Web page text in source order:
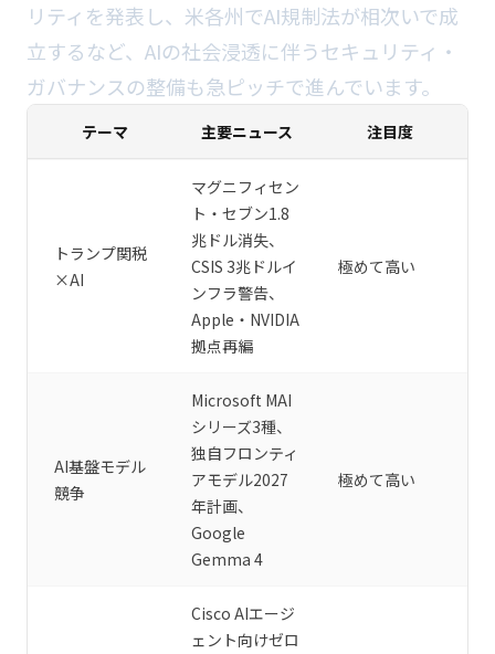
リティを発表し、米各州でAI規制法が相次いで成
立するなど、AIの社会浸透に伴うセキュリティ・
ガバナンスの整備も急ピッチで進んでいます。
テーマ 主要ニュース 注目度
トランプ関税
×AI
マグニフィセン
ト・セブン1.8
兆ドル消失、
CSIS 3兆ドルイ
ンフラ警告、
Apple・NVIDIA
拠点再編
極めて高い
AI基盤モデル
競争
Microsoft MAI
シリーズ3種、
独自フロンティ
アモデル2027
年計画、
Google
Gemma 4
極めて高い
Cisco AIエージ
ェント向けゼロ